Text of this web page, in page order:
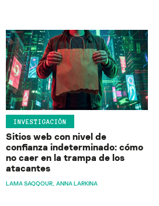
INVESTIGACIÓN
Sitios web con nivel de
confianza indeterminado: cómo
no caer en la trampa de los
atacantes
LAMA SAQQOUR ANNA LARKINA